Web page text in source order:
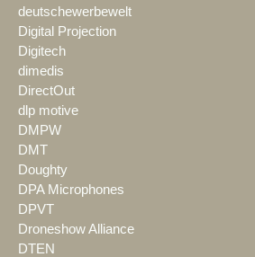
deutschewerbewelt
Digital Projection
Digitech
dimedis
DirectOut
dlp motive
DMPW
DMT
Doughty
DPA Microphones
DPVT
Droneshow Alliance
DTEN